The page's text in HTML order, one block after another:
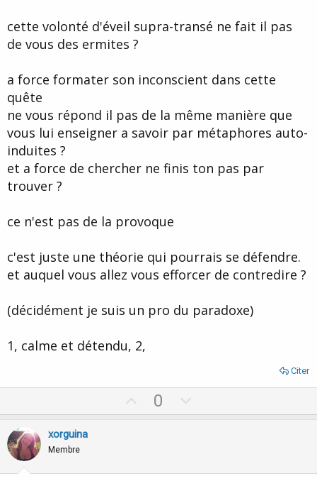
cette volonté d'éveil supra-transé ne fait il pas
de vous des ermites ?
a force formater son inconscient dans cette
quête
ne vous répond il pas de la même manière que
vous lui enseigner a savoir par métaphores auto-
induites ?
et a force de chercher ne finis ton pas par
trouver ?
ce n'est pas de la provoque
c'est juste une théorie qui pourrais se défendre.
et auquel vous allez vous efforcer de contredire ?
(décidément je suis un pro du paradoxe)
1, calme et détendu, 2,
Citer
p
t
0
o
v
xorguina
Membre